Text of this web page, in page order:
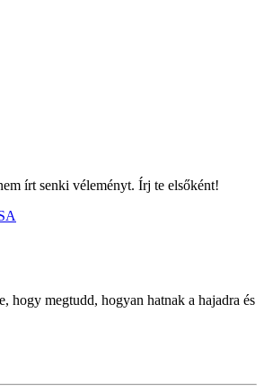
írt senki véleményt. Írj te elsőként!
hogy megtudd, hogyan hatnak a hajadra és